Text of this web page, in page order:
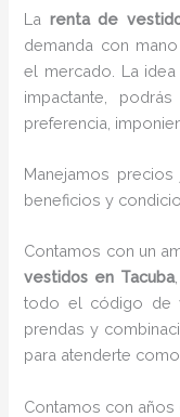
La renta de
demanda con
el mercado. La
impactante,
preferencia,
Manejamos
beneficios y
Contamos con un
vestidos en Tacuba
todo el código de
prendas y
para atenderte
Contamos con años